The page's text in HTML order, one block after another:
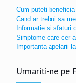
Cum puteti
Cand ar trebui sa
Informatie si sfaturi
Simptome care cer
Importanta apelarii
Urmariti-ne pe